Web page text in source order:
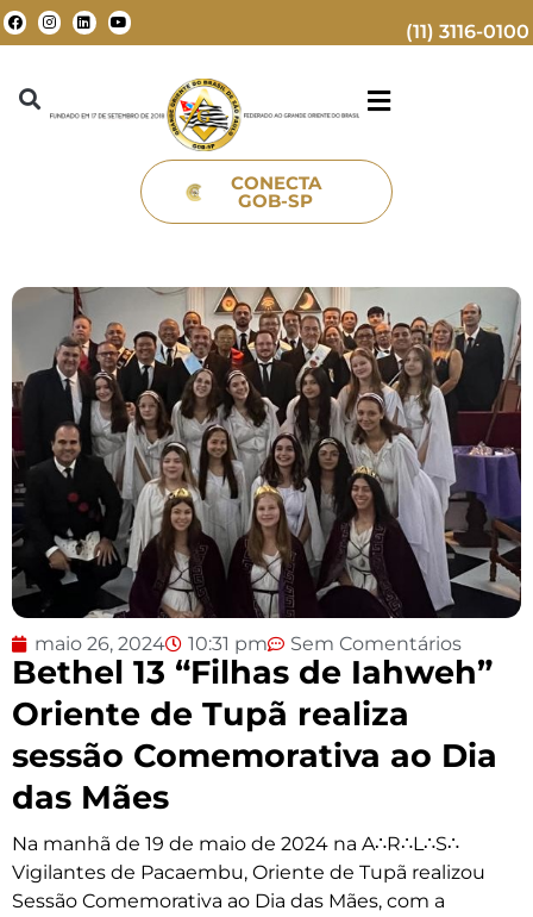
(11) 3116-0100
CONECTA
GOB-SP
maio 26, 2024 10:31 pm Sem Comentários
Bethel 13 “Filhas de Iahweh”
Oriente de Tupã realiza
sessão Comemorativa ao Dia
das Mães
Na manhã de 19 de maio de 2024 na A∴R∴L∴S∴
Vigilantes de Pacaembu, Oriente de Tupã realizou
Sessão Comemorativa ao Dia das Mães, com a